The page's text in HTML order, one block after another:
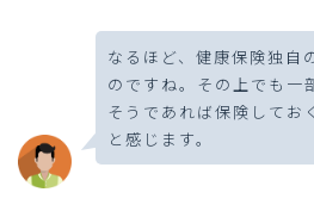
なるほど、健康保険独自
のですね。その上でも一
そうであれば保険してお
と感じます。